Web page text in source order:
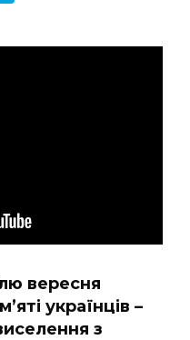
вересня
українців –
з